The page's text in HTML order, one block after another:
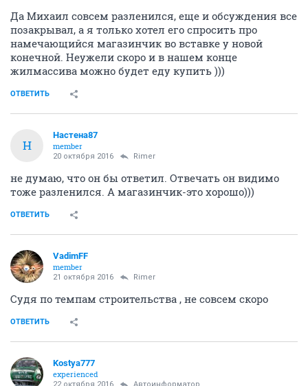
Да Михаил совсем разленился, еще и обсуждения все
позакрывал, а я только хотел его спросить про
намечающийся магазинчик во вставке у новой
конечной. Неужели скоро и в нашем конце
жилмассива можно будет еду купить )))
ОТВЕТИТЬ
Н
Настена87
member
20 октября 2016 Rimer
не думаю, что он бы ответил. Отвечать он видимо
тоже разленился. А магазинчик-это хорошо)))
ОТВЕТИТЬ
VadimFF
member
21 октября 2016 Rimer
Судя по темпам строительства , не совсем скоро
ОТВЕТИТЬ
Kostya777
experienced
22 октября 2016 Автоинформатор